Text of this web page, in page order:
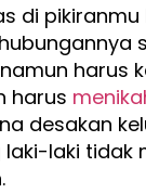
di pikiranmu
harus
harus
desakan
laki tidak